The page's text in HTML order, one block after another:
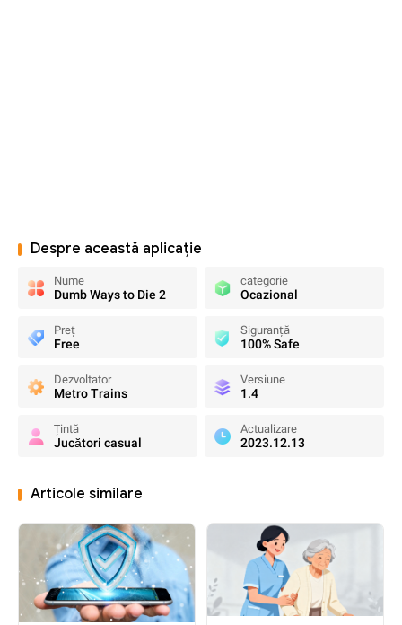
Despre această aplicație
Nume
Dumb Ways to Die 2
categorie
Ocazional
Preț
Free
Siguranță
100% Safe
Dezvoltator
Metro Trains
Versiune
1.4
Țintă
Jucători casual
Actualizare
2023.12.13
Articole similare